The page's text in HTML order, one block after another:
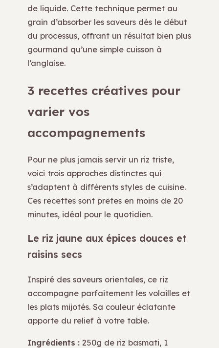
de liquide. Cette technique permet au
grain d’absorber les saveurs dès le début
du processus, offrant un résultat bien plus
gourmand qu’une simple cuisson à
l’anglaise.
3 recettes créatives pour
varier vos
accompagnements
Pour ne plus jamais servir un riz triste,
voici trois approches distinctes qui
s’adaptent à différents styles de cuisine.
Ces recettes sont prêtes en moins de 20
minutes, idéal pour le quotidien.
Le riz jaune aux épices douces et
raisins secs
Inspiré des saveurs orientales, ce riz
accompagne parfaitement les volailles et
les plats mijotés. Sa couleur éclatante
apporte du relief à votre table.
Ingrédients : 250g de riz basmati, 1